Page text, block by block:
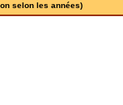
selon les années)